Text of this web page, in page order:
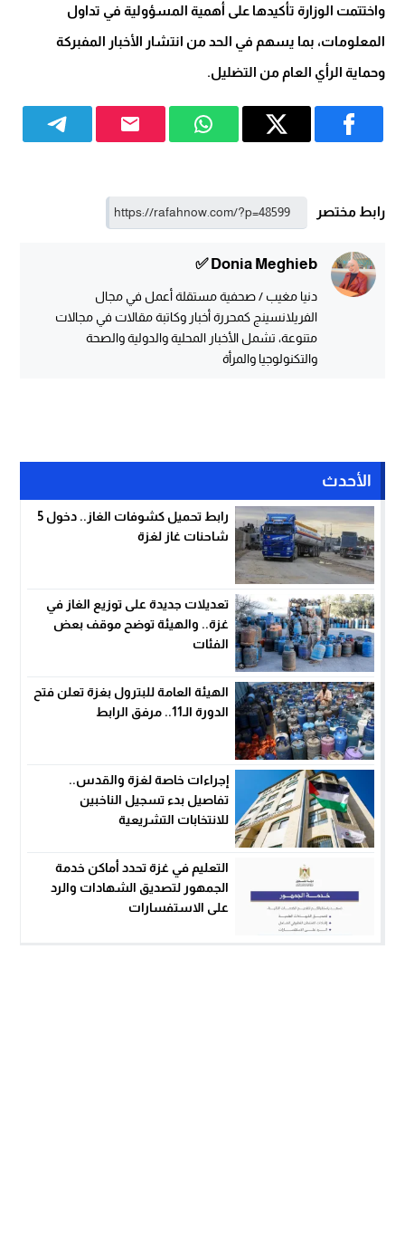
واختتمت الوزارة تأكيدها على أهمية المسؤولية في تداول
المعلومات، بما يسهم في الحد من انتشار الأخبار المفبركة
وحماية الرأي العام من التضليل.
رابط مختصر
Donia Meghieb ✅
دنيا مغيب / صحفية مستقلة أعمل في مجال
الفريلانسينج كمحررة أخبار وكاتبة مقالات في مجالات
متنوعة، تشمل الأخبار المحلية والدولية والصحة
والتكنولوجيا والمرأة
الأحدث
رابط تحميل كشوفات الغاز.. دخول 5
شاحنات غاز لغزة
تعديلات جديدة على توزيع الغاز في
غزة.. والهيئة توضح موقف بعض
الفئات
الهيئة العامة للبترول بغزة تعلن فتح
الدورة الـ11.. مرفق الرابط
إجراءات خاصة لغزة والقدس..
تفاصيل بدء تسجيل الناخبين
للانتخابات التشريعية
التعليم في غزة تحدد أماكن خدمة
الجمهور لتصديق الشهادات والرد
على الاستفسارات